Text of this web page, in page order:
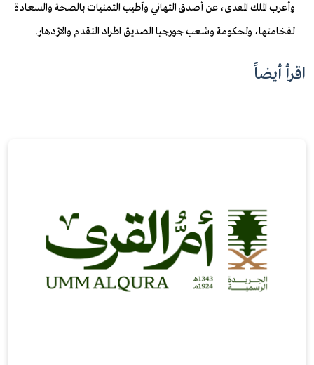
وأعرب الملك المفدى، عن أصدق التهاني وأطيب التمنيات بالصحة والسعادة
لفخامتها، ولحكومة وشعب جورجيا الصديق اطراد التقدم والازدهار.
اقرأ أيضاً